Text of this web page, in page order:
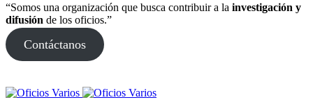
“Somos una organización que busca contribuir a la investigación y
difusión de los oficios.”
Contáctanos